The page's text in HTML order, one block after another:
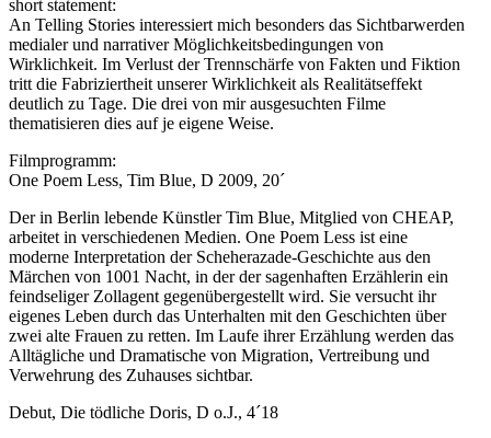
short statement:
An Telling Stories interessiert mich besonders das Sichtbarwerden
medialer und narrativer Möglichkeitsbedingungen von
Wirklichkeit. Im Verlust der Trennschärfe von Fakten und Fiktion
tritt die Fabriziertheit unserer Wirklichkeit als Realitätseffekt
deutlich zu Tage. Die drei von mir ausgesuchten Filme
thematisieren dies auf je eigene Weise.
Filmprogramm:
One Poem Less, Tim Blue, D 2009, 20´
Der in Berlin lebende Künstler Tim Blue, Mitglied von CHEAP,
arbeitet in verschiedenen Medien. One Poem Less ist eine
moderne Interpretation der Scheherazade-Geschichte aus den
Märchen von 1001 Nacht, in der der sagenhaften Erzählerin ein
feindseliger Zollagent gegenübergestellt wird. Sie versucht ihr
eigenes Leben durch das Unterhalten mit den Geschichten über
zwei alte Frauen zu retten. Im Laufe ihrer Erzählung werden das
Alltägliche und Dramatische von Migration, Vertreibung und
Verwehrung des Zuhauses sichtbar.
Debut, Die tödliche Doris, D o.J., 4´18